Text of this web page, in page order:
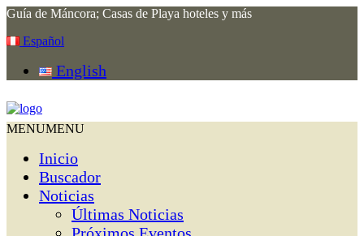
Guía de Máncora; Casas de Playa hoteles y más
Español
English
MENUMENU
Inicio
Buscador
Noticias
Últimas Noticias